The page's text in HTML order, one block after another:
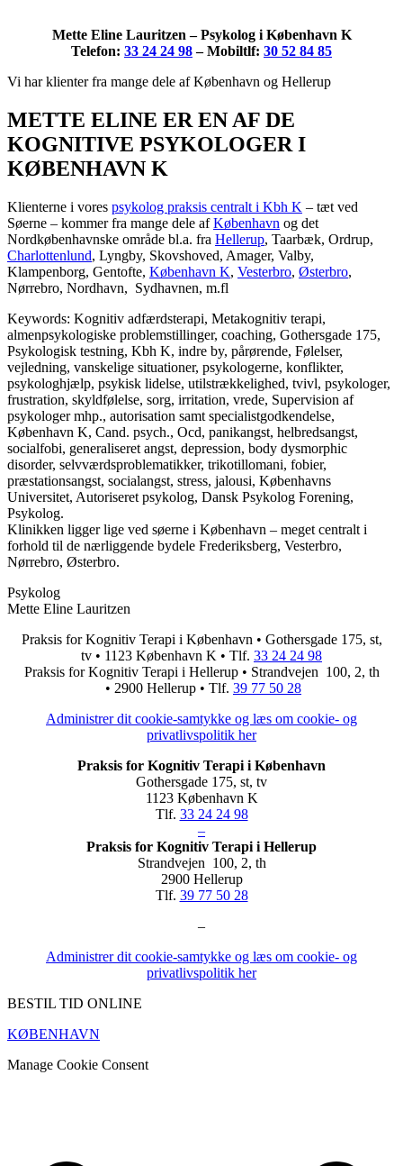
Mette Eline Lauritzen – Psykolog i København K
Telefon: 33 24 24 98– Mobiltlf: 30 52 84 85
Vi har klienter fra mange dele af København og Hellerup
METTE ELINE ER EN AF DE
KOGNITIVE PSYKOLOGER I
KØBENHAVN K
Klienterne i vores psykolog praksis centralt i Kbh K – tæt ved
Søerne – kommer fra mange dele afKøbenhavn og det
Nordkøbenhavnske område bl.a. fra Hellerup, Taarbæk, Ordrup,
Charlottenlund, Lyngby, Skovshoved, Amager, Valby,
Klampenborg, Gentofte, København K, Vesterbro, Østerbro,
Nørrebro, Nordhavn, Sydhavnen, m.fl
Keywords: Kognitiv adfærdsterapi, Metakognitiv terapi,
almenpsykologiske problemstillinger, coaching, Gothersgade 175,
Psykologisk testning, Kbh K, indre by, pårørende, Følelser,
vejledning, vanskelige situationer, psykologerne, konflikter,
psykologhjælp, psykisk lidelse, utilstrækkelighed, tvivl, psykologer,
frustration, skyldfølelse, sorg, irritation, vrede, Supervision af
psykologer mhp., autorisation samt specialistgodkendelse,
København K, Cand. psych., Ocd, panikangst, helbredsangst,
socialfobi, generaliseret angst, depression, body dysmorphic
disorder, selvværdsproblematikker, trikotillomani, fobier,
præstationsangst, socialangst, stress, jalousi, Københavns
Universitet, Autoriseret psykolog, Dansk Psykolog Forening,
Psykolog.
Klinikken ligger lige ved søerne i København – meget centralt i
forhold til de nærliggende bydele Frederiksberg, Vesterbro,
Nørrebro, Østerbro.
Psykolog
Mette Eline Lauritzen
Praksis for Kognitiv Terapi i København • Gothersgade 175, st,
tv • 1123 København K • Tlf. 33 24 24 98
Praksis for Kognitiv Terapi i Hellerup • Strandvejen 100, 2, th
• 2900 Hellerup • Tlf. 39 77 50 28
Administrer dit cookie-samtykke og læs om cookie- og
privatlivspolitik her
Praksis for Kognitiv Terapi i København
Gothersgade 175, st, tv
1123 København K
Tlf. 33 24 24 98
–
Praksis for Kognitiv Terapi i Hellerup
Strandvejen 100, 2, th
2900 Hellerup
Tlf. 39 77 50 28
–
Administrer dit cookie-samtykke og læs om cookie- og
privatlivspolitik her
BESTIL TID ONLINE
KØBENHAVN
Manage Cookie Consent